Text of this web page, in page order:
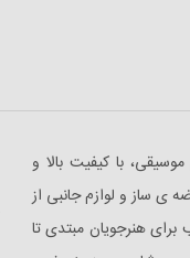
و لوازم موسیقی، با کیفیت بالا و
ساز و لوازم جانبی از
هنرجویان مبتدی تا